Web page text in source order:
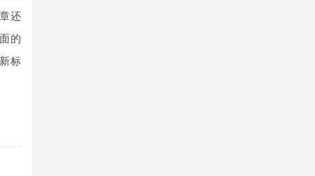
还
的
标